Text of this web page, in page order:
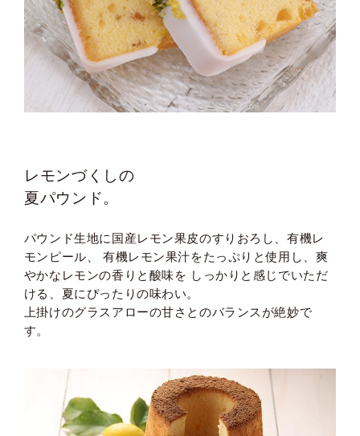
レモンづくしの
夏パウンド。
パウンド生地に国産レモン果皮のすりおろし、有機レ
モンピール、 有機レモン果汁をたっぷりと使用し、爽
やかなレモンの香りと酸味を しっかりと感じでいただ
ける、夏にぴったりの味わい。
上掛けのグラスアローの甘さとのバランスが絶妙で
す。